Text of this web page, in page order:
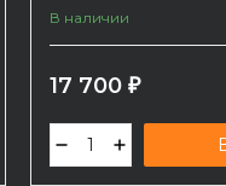
В наличии
17 700 ₽